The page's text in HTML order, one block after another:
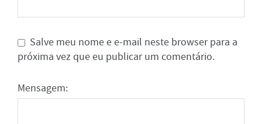
Salve meu nome e e-mail neste browser para a
próxima vez que eu publicar um comentário.
Mensagem: